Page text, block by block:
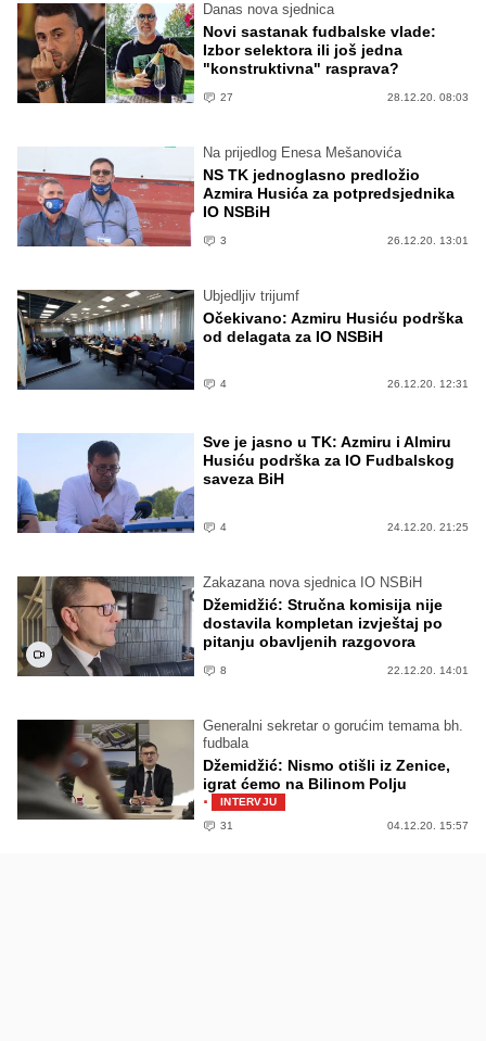
Danas nova sjednica
Novi sastanak fudbalske vlade:
Izbor selektora ili još jedna
"konstruktivna" rasprava?
27 28.12.20. 08:03
Na prijedlog Enesa Mešanovića
NS TK jednoglasno predložio
Azmira Husića za potpredsjednika
IO NSBiH
3 26.12.20. 13:01
Ubjedljiv trijumf
Očekivano: Azmiru Husiću podrška
od delagata za IO NSBiH
4 26.12.20. 12:31
Sve je jasno u TK: Azmiru i Almiru
Husiću podrška za IO Fudbalskog
saveza BiH
4 24.12.20. 21:25
Zakazana nova sjednica IO NSBiH
Džemidžić: Stručna komisija nije
dostavila kompletan izvještaj po
pitanju obavljenih razgovora
8 22.12.20. 14:01
Generalni sekretar o gorućim temama bh.
fudbala
Džemidžić: Nismo otišli iz Zenice,
igrat ćemo na Bilinom Polju
·
INTERVJU
31
04.12.20. 15:57